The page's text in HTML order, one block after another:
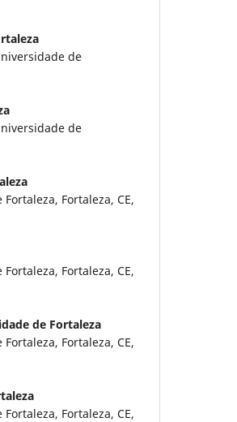
de
de
Fortaleza, CE,
Fortaleza, CE,
de Fortaleza
Fortaleza, CE,
Fortaleza, CE,